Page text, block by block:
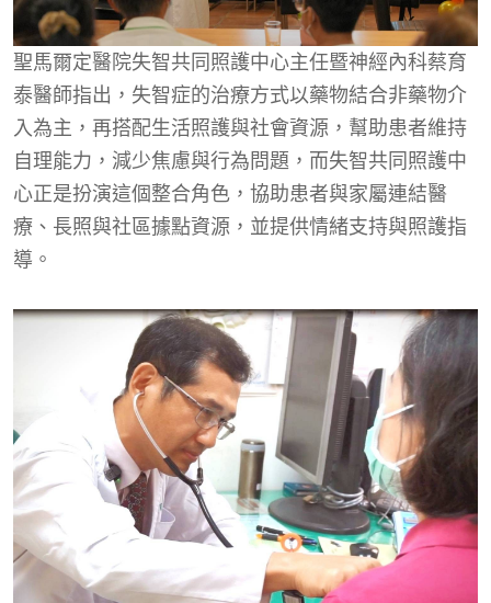
聖馬爾定醫院失智共同照護中心主任暨神經內科蔡育
泰醫師指出，失智症的治療方式以藥物結合非藥物介
入為主，再搭配生活照護與社會資源，幫助患者維持
自理能力，減少焦慮與行為問題，而失智共同照護中
心正是扮演這個整合角色，協助患者與家屬連結醫
療、長照與社區據點資源，並提供情緒支持與照護指
導。